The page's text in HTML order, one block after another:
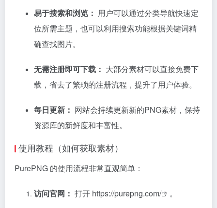
易于搜索和浏览： 用户可以通过分类导航快速定
位所需主题，也可以利用搜索功能根据关键词精
确查找图片。
无需注册即可下载： 大部分素材可以直接免费下
载，省去了繁琐的注册流程，提升了用户体验。
每日更新： 网站会持续更新新的PNG素材，保持
资源库的新鲜度和丰富性。
使用教程（如何获取素材）
PurePNG 的使用流程非常直观简单：
访问官网： 打开 https://purepng.com/ 。